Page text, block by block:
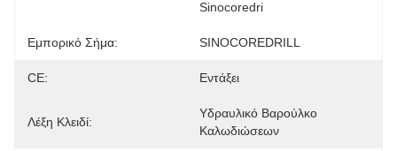
Sinocoredri
Εμπορικό Σήμα: SINOCOREDRILL
CE: Εντάξει
Λέξη Κλειδί:
Υδραυλικό Βαρούλκο
Καλωδιώσεων